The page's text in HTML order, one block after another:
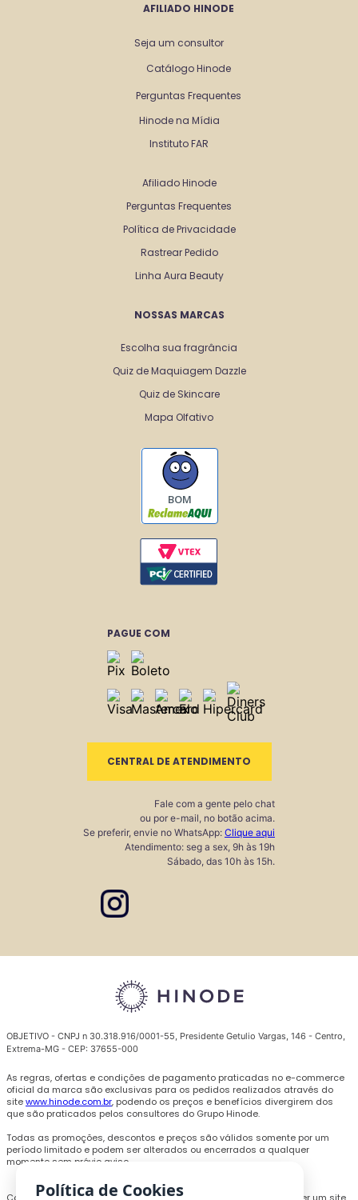
AFILIADO HINODE
Seja um consultor
Catálogo Hinode
Perguntas Frequentes
Hinode na Mídia
Instituto FAR
Afiliado Hinode
Perguntas Frequentes
Política de Privacidade
Rastrear Pedido
Linha Aura Beauty
NOSSAS MARCAS
Escolha sua fragrância
Quiz de Maquiagem Dazzle
Quiz de Skincare
Mapa Olfativo
BOM
PAGUE COM
CENTRAL DE ATENDIMENTO
Fale com a gente pelo chat
ou por e-mail, no botão acima.
Se preferir, envie no WhatsApp: Clique aqui
Atendimento: seg a sex, 9h às 19h
Sábado, das 10h às 15h.
OBJETIVO - CNPJ n 30.318.916/0001-55, Presidente Getulio Vargas, 146 - Centro,
Extrema-MG - CEP: 37655-000
As regras, ofertas e condições de pagamento praticadas no e-commerce
oficial da marca são exclusivas para os pedidos realizados através do
sitewww.hinode.com.br, podendo os preços e benefícios divergirem dos
que são praticados pelos consultores do Grupo Hinode.
Todas as promoções, descontos e preços são válidos somente por um
período limitado e podem ser alterados ou encerrados a qualquer
momento sem prévio aviso.
Política de Cookies